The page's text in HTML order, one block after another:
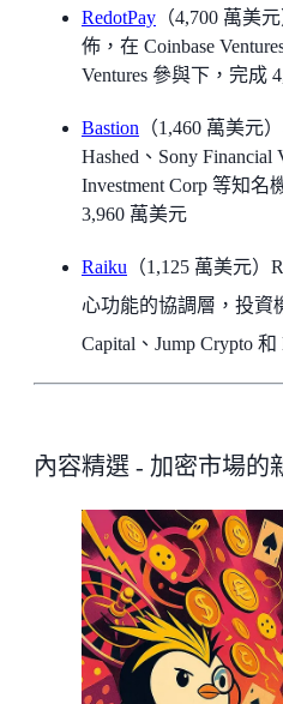
RedotPay （4,700 萬美
佈，在 Coinbase
Ventures 參與下，完成
Bastion （1,460 萬美元
Hashed、Sony Financial
Investment Corp 等知
3,960 萬美元
Raiku （1,125 萬美元
心功能的協調層，投資
Capital、Jump Crypto 和
內容精選 - 加密市場的